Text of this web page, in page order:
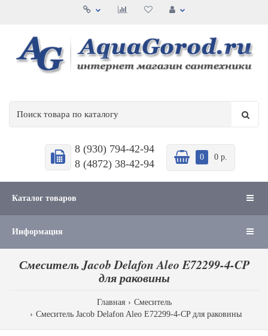
8 (930) 794-42-94
8 (4872) 38-42-94
0 0 р.
Каталог товаров
Информация
Смеситель Jacob Delafon Aleo E72299-4-CP
для раковины
Главная
Смеситель
Смеситель Jacob Delafon Aleo E72299-4-CP для раковины